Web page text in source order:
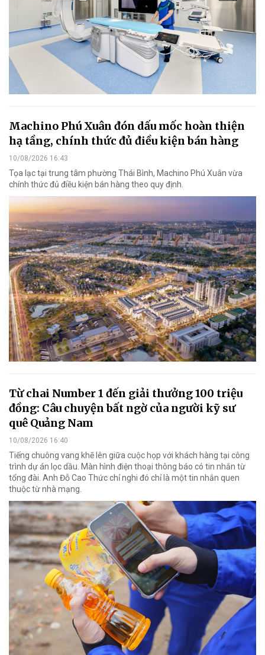
Machino Phú Xuân đón dấu mốc hoàn thiện
hạ tầng, chính thức đủ điều kiện bán hàng
10/08/2026 16:43
Tọa lạc tại trung tâm phường Thái Bình, Machino Phú Xuân vừa
chính thức đủ điều kiện bán hàng theo quy định.
Từ chai Number 1 đến giải thưởng 100 triệu
đồng: Câu chuyện bất ngờ của người kỹ sư
quê Quảng Nam
10/08/2026 16:40
Tiếng chuông vang khẽ lên giữa cuộc họp với khách hàng tại công
trình dự án lọc dầu. Màn hình điện thoại thông báo có tin nhắn từ
tổng đài. Anh Đỗ Cao Thức chỉ nghi đó chỉ là một tin nhắn quen
thuộc từ nhà mạng.